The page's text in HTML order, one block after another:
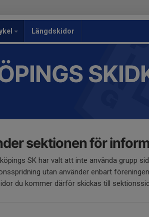
Längdskidor
sektionen för
SK har valt att inte använda grupp
utan använder enbart
du kommer därför skickas till